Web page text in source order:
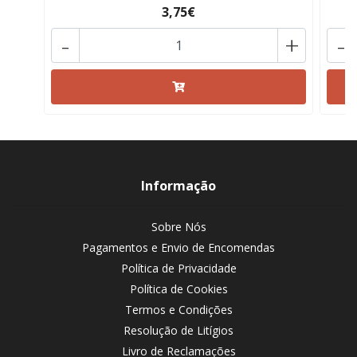
3,75€
+
- -
Informação
Sobre Nós
Pagamentos e Envio de Encomendas
Política de Privacidade
Política de Cookies
Termos e Condições
Resolução de Litígios
Livro de Reclamações